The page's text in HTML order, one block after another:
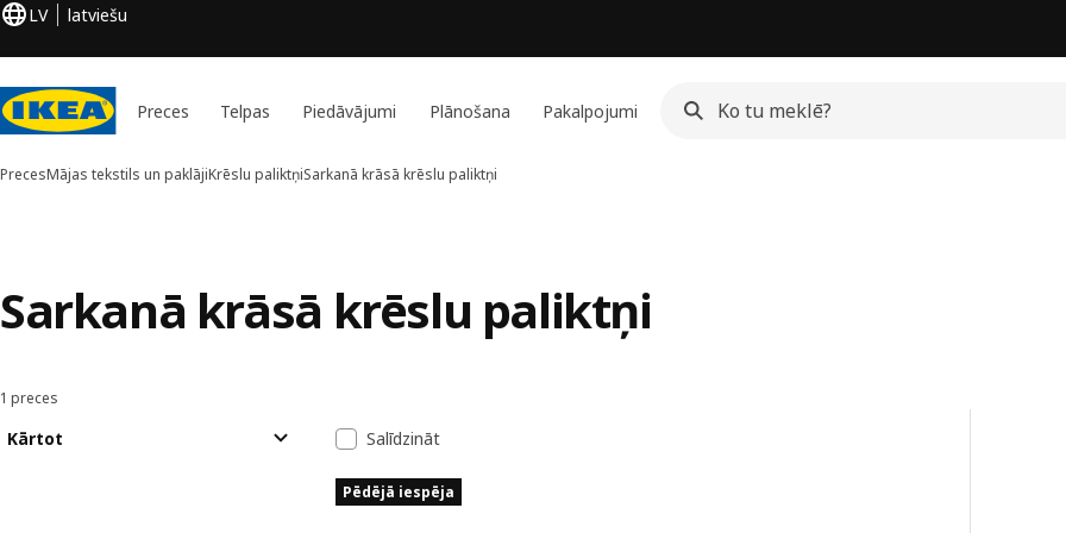
LV latviešu
Preces Telpas Piedāvājumi Plānošana Pakalpojumi
PrecesMājas tekstils un paklājiKrēslu paliktņiSarkanā krāsā krēslu paliktņi
Sarkanā krāsā krēslu paliktņi
Kārtot un filtrēt
1 preces
Kārtot Rezultātu saraksts
Salīdzināt
Pēdējā iespēja